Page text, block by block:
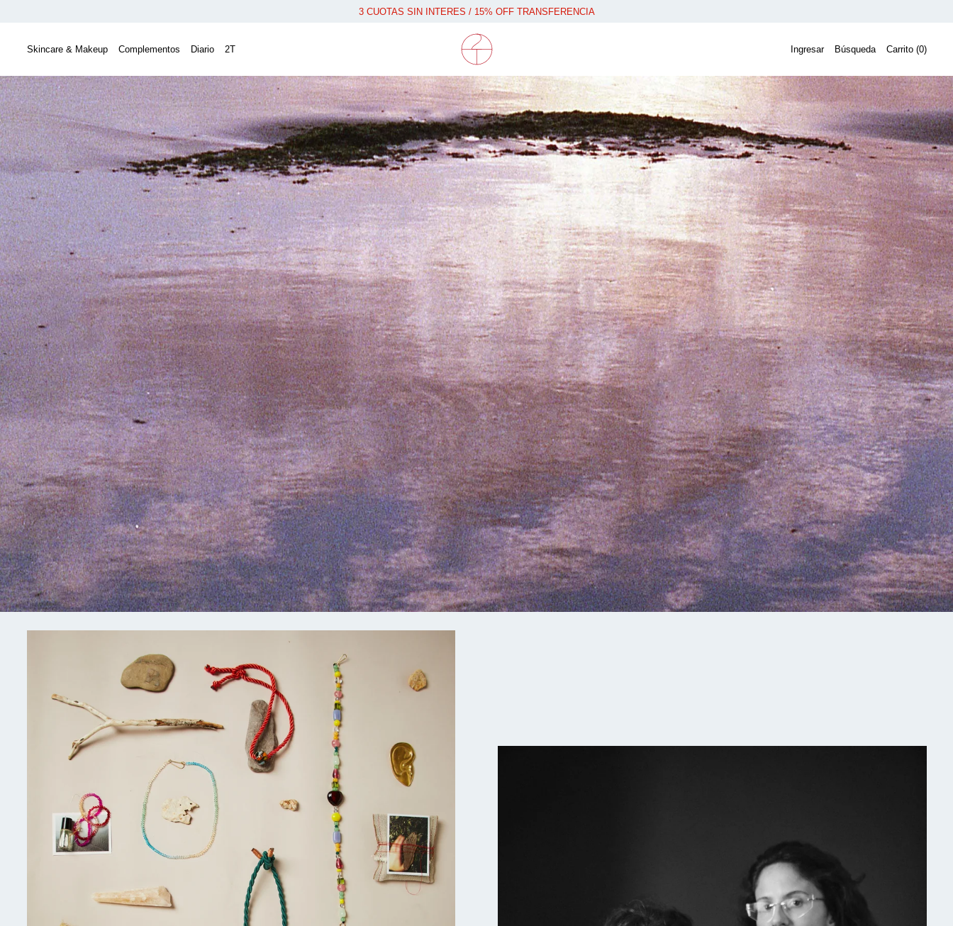
3 CUOTAS SIN INTERES / 15% OFF TRANSFERENCIA
Skincare & Makeup Complementos Diario 2T Ingresar Búsqueda Carrito (0)